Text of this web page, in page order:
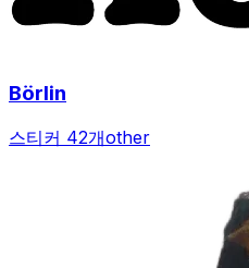
Börlin
스티커 42개other